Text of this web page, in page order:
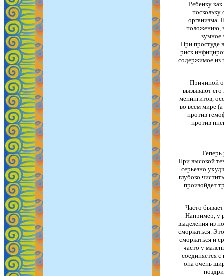
Ребенку
поскольку
организма.
положению,
зумное
При простуде
риск
содержимое из
Причиной
вызывают его
менингитов,
во всем мире (а
против
против
Теперь
При высокой
серьезно
глубоко
произойдет
Часто
Например, у
выделения из
сморкаться.
сморкаться и
часто у
соединяется
она очень